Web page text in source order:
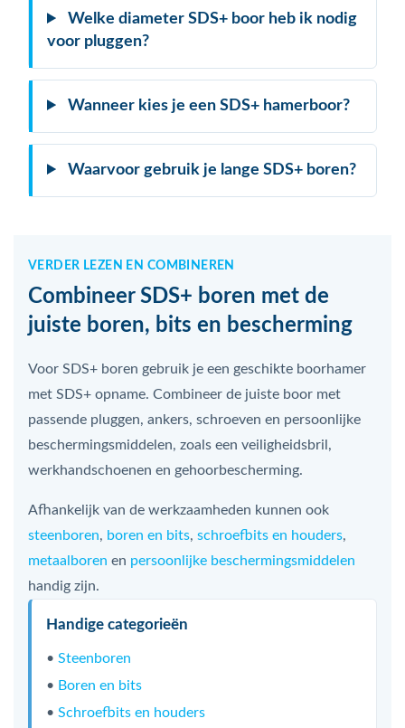
Welke diameter SDS+ boor heb ik nodig
voor pluggen?
Wanneer kies je een SDS+ hamerboor?
Waarvoor gebruik je lange SDS+ boren?
VERDER LEZEN EN COMBINEREN
Combineer SDS+ boren met de
juiste boren, bits en bescherming
Voor SDS+ boren gebruik je een geschikte boorhamer
met SDS+ opname. Combineer de juiste boor met
passende pluggen, ankers, schroeven en persoonlijke
beschermingsmiddelen, zoals een veiligheidsbril,
werkhandschoenen en gehoorbescherming.
Afhankelijk van de werkzaamheden kunnen ook
steenboren, boren en bits, schroefbits en houders,
metaalboren en persoonlijke beschermingsmiddelen
handig zijn.
Handige categorieën
• Steenboren
• Boren en bits
• Schroefbits en houders